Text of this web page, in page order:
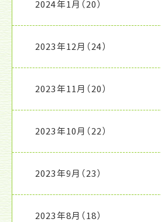
2024年1月 （20）
2023年12月 （24）
2023年11月 （20）
2023年10月 （22）
2023年9月 （23）
2023年8月 （18）